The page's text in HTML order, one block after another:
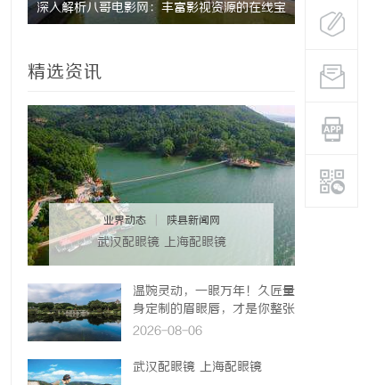
深入解析八哥电影网：丰富影视资源的在线宝 深入解析
影平台体验
精选资讯
业界动态 陕县新闻网
武汉配眼镜 上海配眼镜
温婉灵动，一眼万年！久匠量
身定制的眉眼唇，才是你整张
脸的点睛之笔！淡颜系女生的
2026-08-06
武汉配眼镜 上海配眼镜